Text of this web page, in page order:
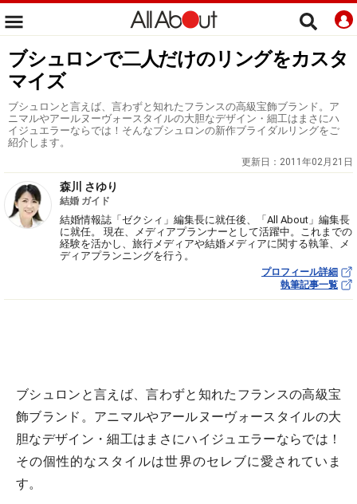
ブシュロンで二人だけのリングをカスタ
マイズ
ブシュロンと言えば、言わずと知れたフランスの高級宝飾ブランド。ア
ニマルやアールヌーヴォースタイルの大胆なデザイン・細工はまさにハ
イジュエラーならでは！そんなブシュロンの新作ブライダルリングをご
紹介します。
更新日： 2011年02月21日
森川 さゆり
結婚 ガイド
結婚情報誌「ゼクシィ」編集長に就任後、「All About」編集長
に就任。 現在、メディアプランナーとして活躍中。これまでの
経験を活かし、旅行メディアや結婚メディアに関する執筆、メ
ディアプランニングを行う。
プロフィール詳細
執筆記事一覧
ブシュロンと言えば、言わずと知れたフランスの高級宝
飾ブランド。アニマルやアールヌーヴォースタイルの大
胆なデザイン・細工はまさにハイジュエラーならでは！
その個性的なスタイルは世界のセレブに愛されていま
す。